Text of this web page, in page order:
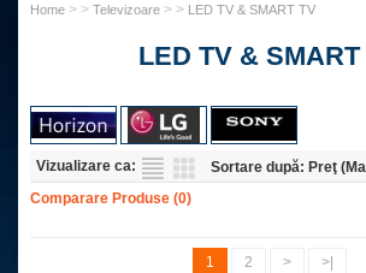
Home > > Televizoare > > LED TV & SMART TV
LED TV & SMART
Vizualizare ca: Sortare după: Preţ
Comparare Produse (0)
1 2 >
>|